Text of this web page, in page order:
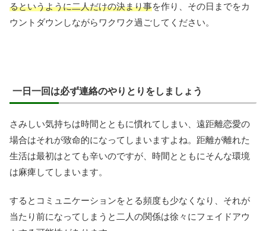
るというように二人だけの決まり事を作り、その日までをカ
ウントダウンしながらワクワク過ごしてください。
一日一回は必ず連絡のやりとりをしましょう
さみしい気持ちは時間とともに慣れてしまい、遠距離恋愛の
場合はそれが致命的になってしまいますよね。距離が離れた
生活は最初はとても辛いのですが、時間とともにそんな環境
は麻痺してしまいます。
するとコミュニケーションをとる頻度も少なくなり、それが
当たり前になってしまうと二人の関係は徐々にフェイドアウ